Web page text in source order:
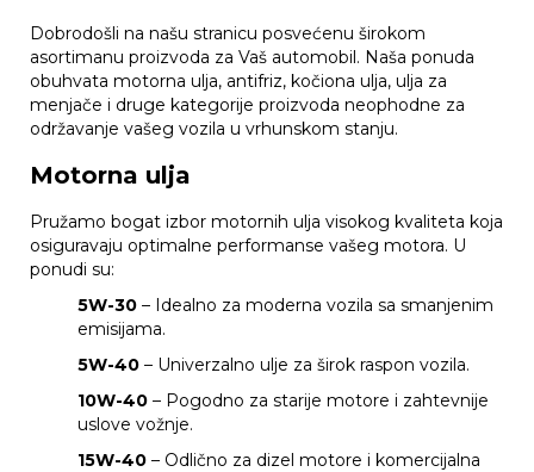
Dobrodošli na našu stranicu posvećenu širokom
asortimanu proizvoda za Vaš automobil. Naša ponuda
obuhvata motorna ulja, antifriz, kočiona ulja, ulja za
menjače i druge kategorije proizvoda neophodne za
održavanje vašeg vozila u vrhunskom stanju.
Motorna ulja
Pružamo bogat izbor motornih ulja visokog kvaliteta koja
osiguravaju optimalne performanse vašeg motora. U
ponudi su:
5W-30 – Idealno za moderna vozila sa smanjenim
emisijama.
5W-40 – Univerzalno ulje za širok raspon vozila.
10W-40 – Pogodno za starije motore i zahtevnije
uslove vožnje.
15W-40 – Odlično za dizel motore i komercijalna